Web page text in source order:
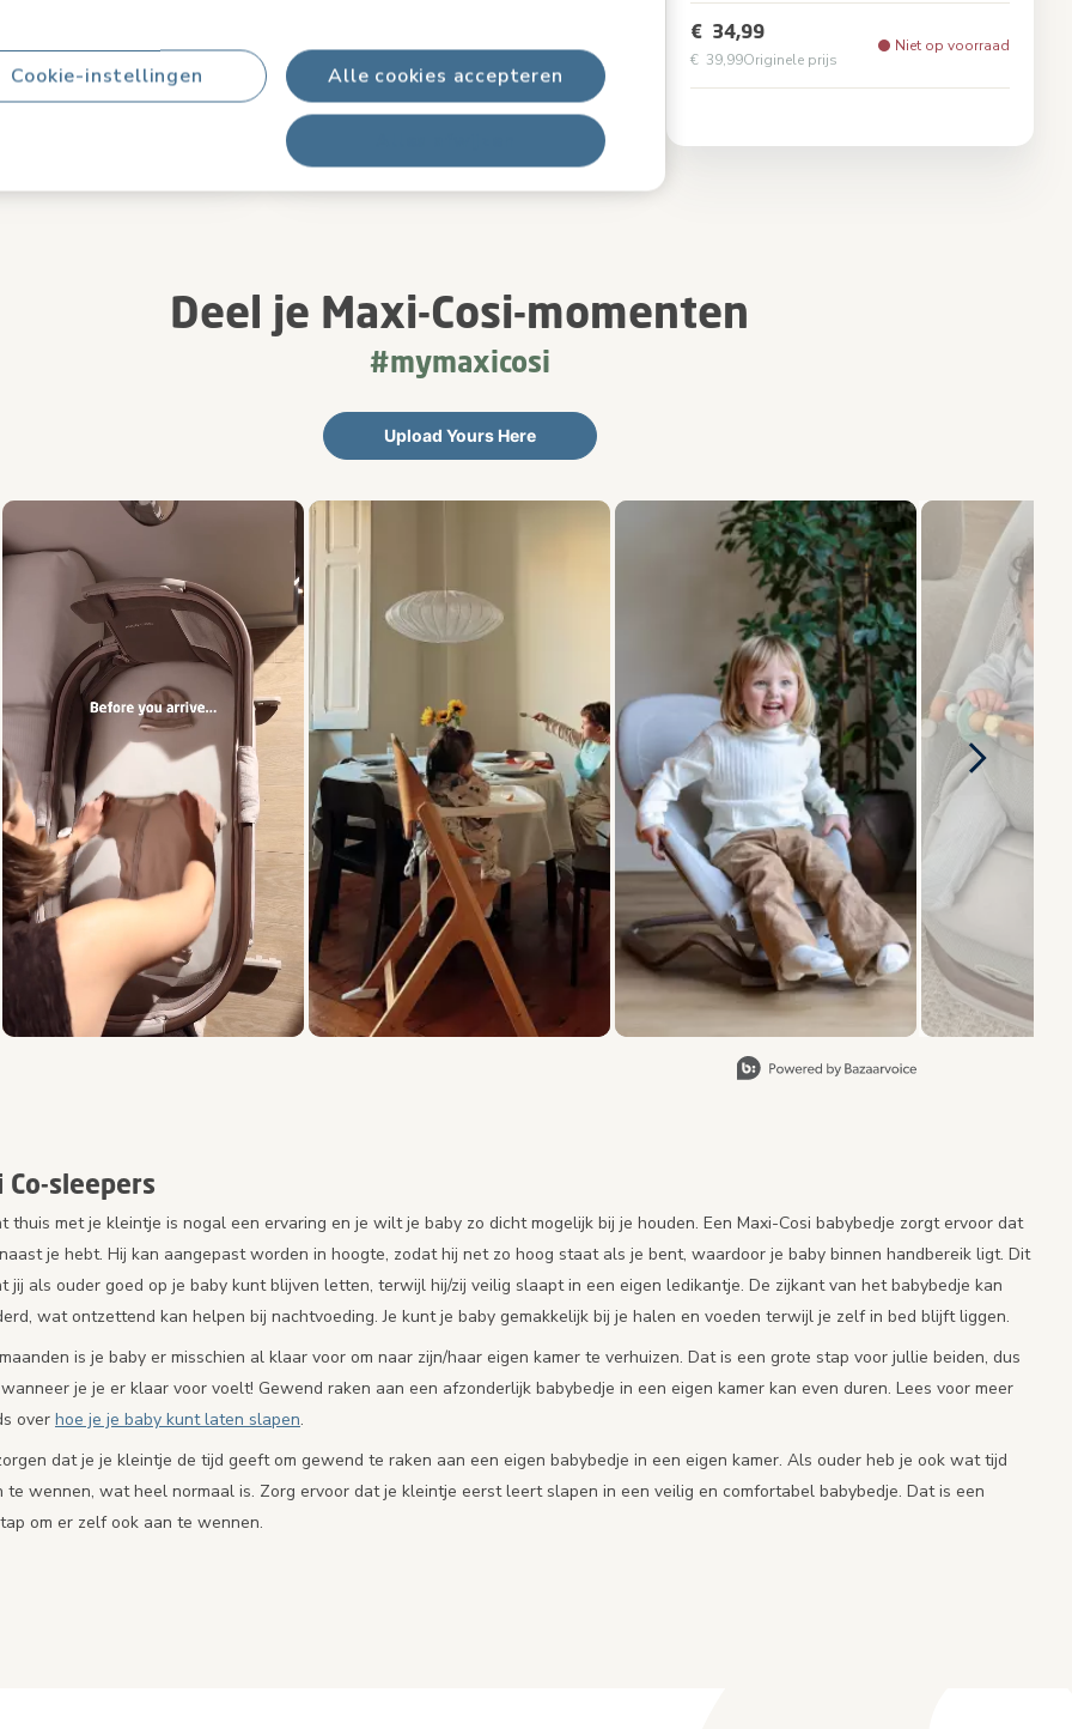
Alle cookies accepteren
Cookie-instellingen
Op voorraad
€ 34,99
Op voorraad
€ 34,99
€ 39,99Originele prijs
Niet op voorraad
Deel je Maxi-Cosi-momenten
#mymaxicosi
Upload Yours Here
product photos. Use the previous and next buttons to navigate.
Co-sleepers
thuis met je kleintje is nogal een ervaring en je wilt je baby zo dicht mogelijk bij je houden. Een Maxi-Cosi babybedje zorgt ervoor dat
je hebt. Hij kan aangepast worden in hoogte, zodat hij net zo hoog staat als je bent, waardoor je baby binnen handbereik ligt. Dit
jij als ouder goed op je baby kunt blijven letten, terwijl hij/zij veilig slaapt in een eigen ledikantje. De zijkant van het babybedje kan
wat ontzettend kan helpen bij nachtvoeding. Je kunt je baby gemakkelijk bij je halen en voeden terwijl je zelf in bed blijft liggen.
is je baby er misschien al klaar voor om naar zijn/haar eigen kamer te verhuizen. Dat is een grote stap voor jullie beiden, dus
je je er klaar voor voelt! Gewend raken aan een afzonderlijk babybedje in een eigen kamer kan even duren. Lees voor meer
over hoe je je baby kunt laten slapen.
dat je je kleintje de tijd geeft om gewend te raken aan een eigen babybedje in een eigen kamer. Als ouder heb je ook wat tijd
te wennen, wat heel normaal is. Zorg ervoor dat je kleintje eerst leert slapen in een veilig en comfortabel babybedje. Dat is een
om er zelf ook aan te wennen.